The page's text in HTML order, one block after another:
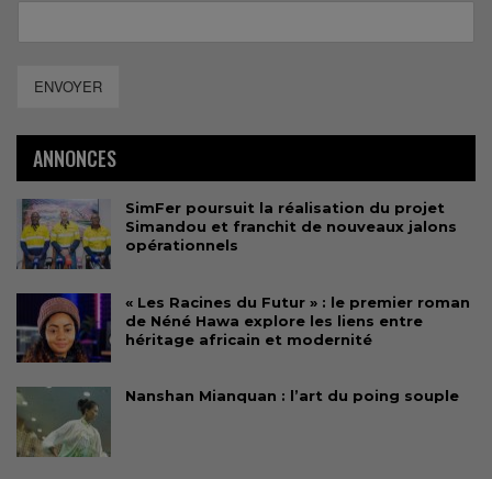
ENVOYER
ANNONCES
SimFer poursuit la réalisation du projet
Simandou et franchit de nouveaux jalons
opérationnels
« Les Racines du Futur » : le premier roman
de Néné Hawa explore les liens entre
héritage africain et modernité
Nanshan Mianquan : l’art du poing souple